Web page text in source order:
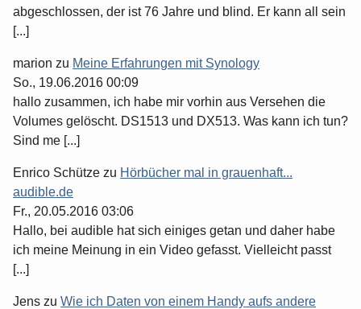
abgeschlossen, der ist 76 Jahre und blind. Er kann all sein
[...]
marion zu Meine Erfahrungen mit Synology
So., 19.06.2016 00:09
hallo zusammen, ich habe mir vorhin aus Versehen die
Volumes gelöscht. DS1513 und DX513. Was kann ich tun?
Sind me [...]
Enrico Schütze zu Hörbücher mal in grauenhaft...
audible.de
Fr., 20.05.2016 03:06
Hallo, bei audible hat sich einiges getan und daher habe
ich meine Meinung in ein Video gefasst. Vielleicht passt
[...]
Jens zu Wie ich Daten von einem Handy aufs andere